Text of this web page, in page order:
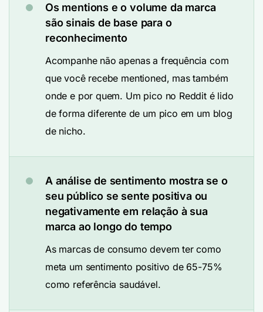
Os mentions e o volume da marca
são sinais de base para o
reconhecimento
Acompanhe não apenas a frequência com
que você recebe mentioned, mas também
onde e por quem. Um pico no Reddit é lido
de forma diferente de um pico em um blog
de nicho.
A análise de sentimento mostra se o
seu público se sente positiva ou
negativamente em relação à sua
marca ao longo do tempo
As marcas de consumo devem ter como
meta um sentimento positivo de 65-75%
como referência saudável.